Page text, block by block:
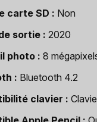
carte SD
Non
sortie
2020
photo
8
Bluetooth 4.2
clavier